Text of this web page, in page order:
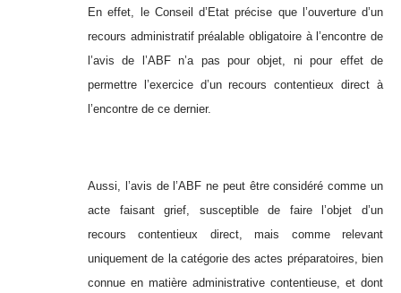
En effet, le Conseil d’Etat précise que l’ouverture d’un
recours administratif préalable obligatoire à l’encontre de
l’avis de l’ABF n’a pas pour objet, ni pour effet de
permettre l’exercice d’un recours contentieux direct à
l’encontre de ce dernier.
Aussi, l’avis de l’ABF ne peut être considéré comme un
acte faisant grief, susceptible de faire l’objet d’un
recours contentieux direct, mais comme relevant
uniquement de la catégorie des actes préparatoires, bien
connue en matière administrative contentieuse, et dont